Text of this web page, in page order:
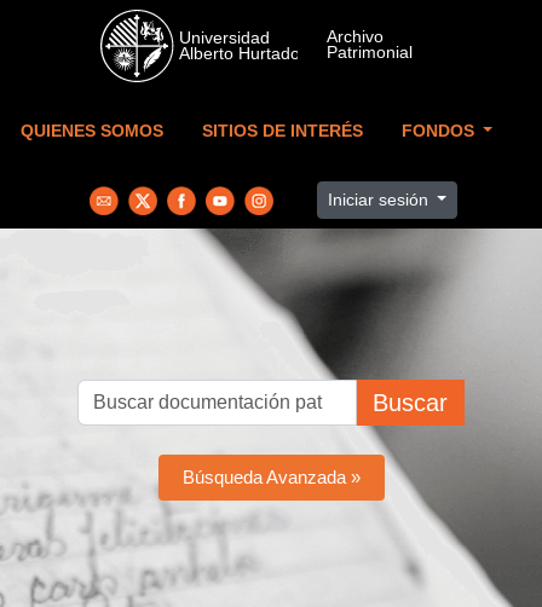
Skip to main content
QUIENES SOMOS SITIOS DE INTERÉS FONDOS
Iniciar sesión
Buscar
Búsqueda Avanzada »